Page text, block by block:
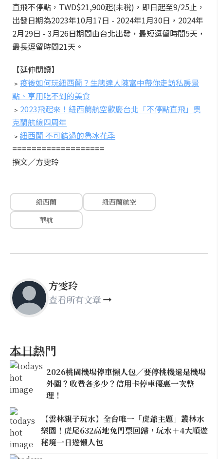
直飛不停點，TWD$21,900起(未稅)，即日起至9/25止，
出發日期為2023年10月17日 - 2024年1月30日，2024年
2月29日 - 3月26日期間由台北出發，最短逗留時間5天，
最長逗留時間21天。
【延伸閱讀】
﹥ 疫後如何玩紐西蘭？生態達人陳富中帶你走訪私房景
點、享用吃不到的美食
﹥ 2023飛起來！紐西蘭航空歡慶台北「不停點直飛」奧
克蘭航線四周年
﹥ 紐西蘭 不可錯過的魯冰花季
===================
撰文／方雯玲
紐西蘭
紐西蘭航空
華航
方雯玲
查看所有文章
本日熱門
2026桃園機場停車懶人包／要停桃機還是機場
外圍？收費各多少？信用卡停車優惠一次整
理！
【雲林親子玩水】全台唯一「虎爺主題」叢林水
樂園！虎尾632高地免門票回歸，玩水＋4大順遊
秘境一日遊懶人包